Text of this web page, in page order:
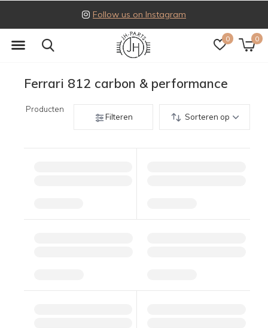
0 0
Follow us on Instagram
Ferrari 812 carbon & performance
Producten
Filteren
Sorteren op